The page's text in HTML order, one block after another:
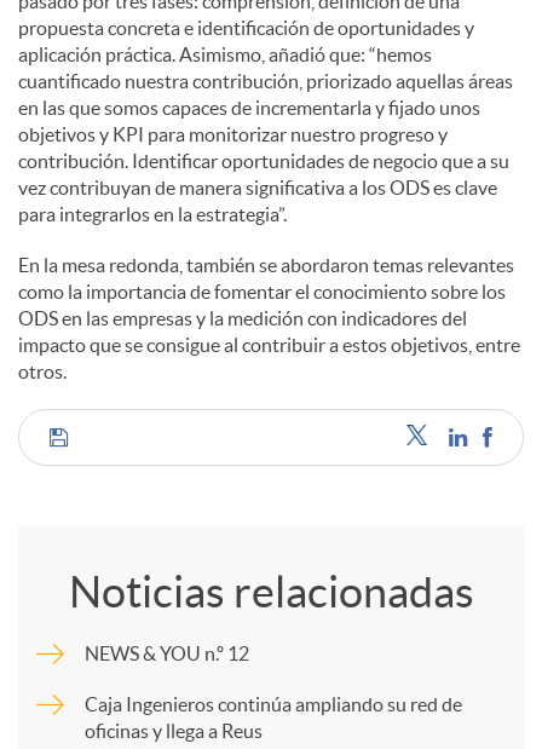
propuesta concreta e identificación de oportunidades y
aplicación práctica. Asimismo, añadió que: “hemos
cuantificado nuestra contribución, priorizado aquellas áreas
en las que somos capaces de incrementarla y fijado unos
objetivos y KPI para monitorizar nuestro progreso y
contribución. Identificar oportunidades de negocio que a su
vez contribuyan de manera significativa a los ODS es clave
para integrarlos en la estrategia”.
En la mesa redonda, también se abordaron temas relevantes
como la importancia de fomentar el conocimiento sobre los
ODS en las empresas y la medición con indicadores del
impacto que se consigue al contribuir a estos objetivos, entre
otros.
C
p
Noticias relacionadas
NEWS & YOU n.º 12
Caja Ingenieros continúa ampliando su red de
oficinas y llega a Reus